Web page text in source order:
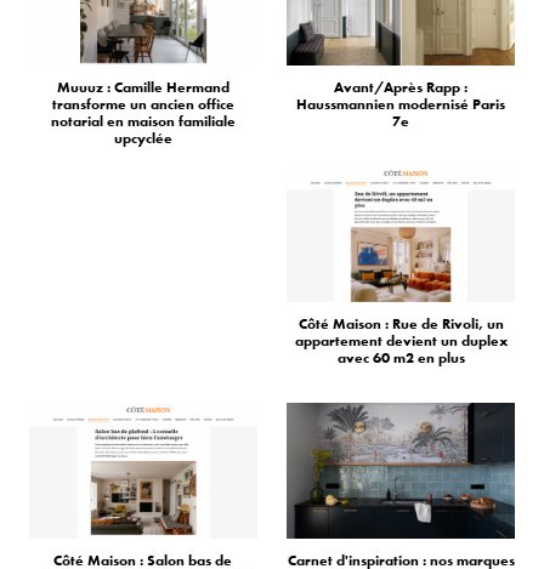
Muuuz : Camille Hermand
transforme un ancien office
notarial en maison familiale
upcyclée
Avant/Après Rapp :
Haussmannien modernisé Paris
7e
Côté Maison : Rue de Rivoli, un
appartement devient un duplex
avec 60 m2 en plus
Côté Maison : Salon bas de
Carnet d'inspiration : nos marques